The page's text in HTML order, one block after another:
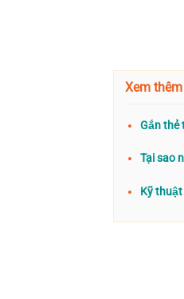
Xem
Gắn thẻ
Tại sao
Kỹ